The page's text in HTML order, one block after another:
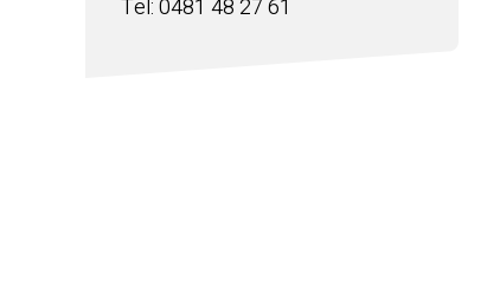
Tel: 0481 48 27 61